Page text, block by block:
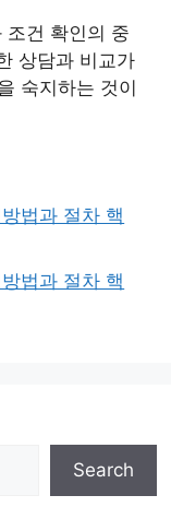
조건 확인의 중
상담과 비교가
숙지하는 것이
법과 절차 핵
법과 절차 핵
Search